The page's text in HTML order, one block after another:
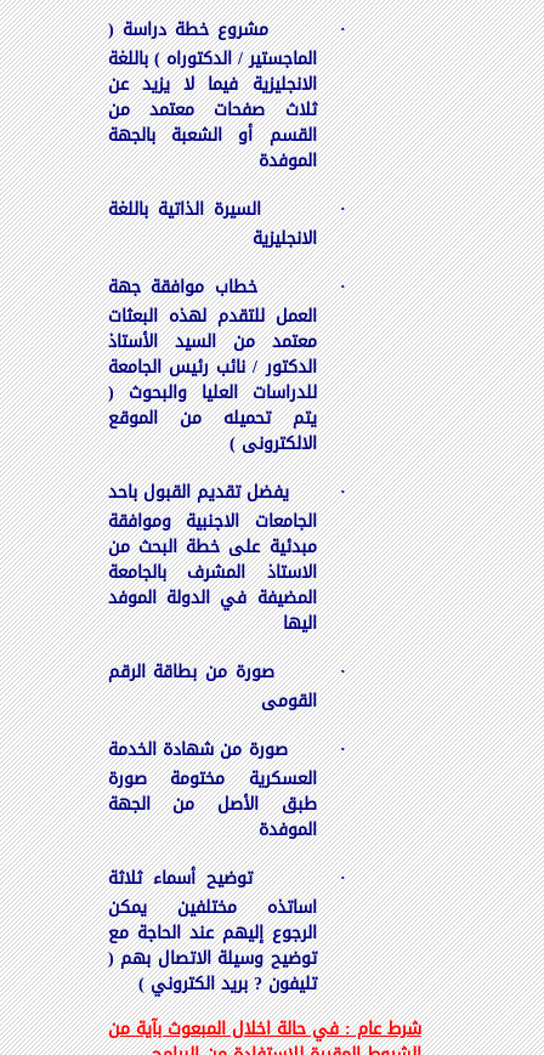
·
مشروع خطة دراسة (
الماجستير / الدكتوراه ) باللغة
الانجليزية فيما لا يزيد عن
ثلاث صفحات معتمد من
القسم أو الشعبة بالجهة
الموفدة
·
السيرة الذاتية باللغة
الانجليزية
·
خطاب موافقة جهة
العمل للتقدم لهذه البعثات
معتمد من السيد الأستاذ
الدكتور / نائب رئيس الجامعة
للدراسات العليا والبحوث (
يتم تحميله من الموقع
الالكترونى )
·
يفضل تقديم القبول باحد
الجامعات الاجنبية وموافقة
مبدئية على خطة البحث من
الاستاذ المشرف بالجامعة
المضيفة في الدولة الموفد
اليها
·
صورة من بطاقة الرقم
القومى
·
صورة من شهادة الخدمة
العسكرية مختومة صورة
طبق الأصل من الجهة
الموفدة
·
توضيح أسماء ثلاثة
اساتذه مختلفين يمكن
الرجوع إليهم عند الحاجة مع
توضيح وسيلة الاتصال بهم (
تليفون ? بريد الكتروني )
شرط عام : في حالة اخلال المبعوث بآية من